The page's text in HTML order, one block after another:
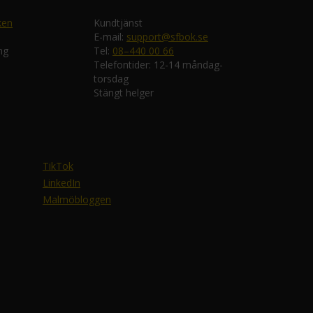
Kundtjänst
E-mail: support@sfbok.se
Tel: 08–440 00 66
Telefontider: 12-14 måndag-
torsdag
Stängt helger
TikTok
LinkedIn
Malmöbloggen